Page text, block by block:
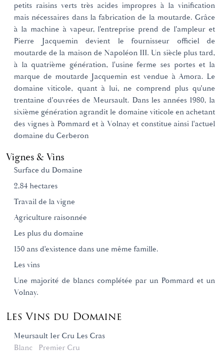
petits raisins verts très acides impropres à la vinification
mais nécessaires dans la fabrication de la moutarde. Grâce
à la machine à vapeur, l'entreprise prend de l'ampleur et
Pierre Jacquemin devient le fournisseur officiel de
moutarde de la maison de Napoléon III. Un siècle plus tard,
à la quatrième génération, l'usine ferme ses portes et la
marque de moutarde Jacquemin est vendue à Amora. Le
domaine viticole, quant à lui, ne comprend plus qu'une
trentaine d'ouvrées de Meursault. Dans les années 1980, la
sixième génération agrandit le domaine viticole en achetant
des vignes à Pommard et à Volnay et constitue ainsi l'actuel
domaine du Cerberon
Vignes & Vins
Surface du Domaine
2,84 hectares
Travail de la vigne
Agriculture raisonnée
Les plus du domaine
150 ans d'existence dans une même famille.
Les vins
Une majorité de blancs complétée par un Pommard et un
Volnay.
Les Vins du Domaine
Meursault 1er Cru Les Cras
Blanc
Premier Cru